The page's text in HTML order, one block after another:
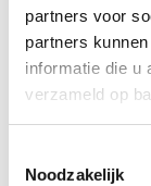
partners voor
partners
informatie die u
verzameld op
Noodzakelijk
Japan